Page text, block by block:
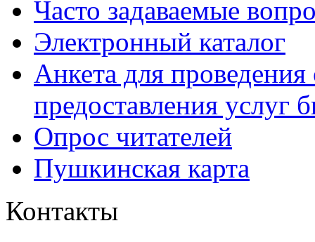
Часто задаваемые
Электронный каталог
Анкета для проведения
предоставления услуг
Опрос читателей
Пушкинская карта
Контакты